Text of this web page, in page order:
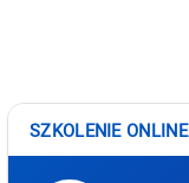
SZKOLENIE ONLINE